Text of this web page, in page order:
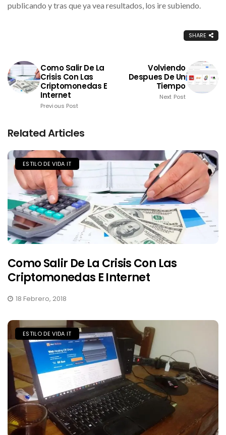
publicando y tras que ya vea resultados, los ire subiendo.
SHARE
Como Salir De La
Crisis Con Las
Criptomonedas E
Internet
Previous Post
Volviendo
Despues De Un
Tiempo
Next Post
Related Articles
ESTILO DE VIDA IT
Como Salir De La Crisis Con Las
Criptomonedas E Internet
18 Febrero, 2018
ESTILO DE VIDA IT